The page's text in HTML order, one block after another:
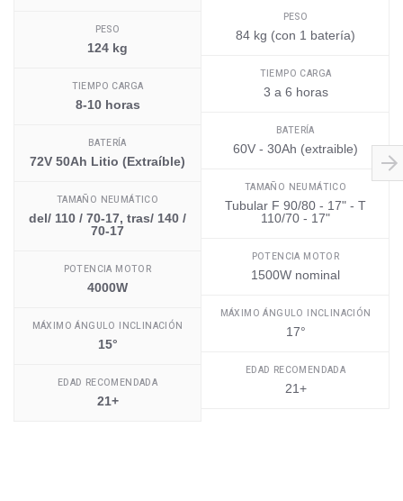
PESO
124 kg
TIEMPO CARGA
8-10 horas
BATERÍA
72V 50Ah Litio (Extraíble)
TAMAÑO NEUMÁTICO
del/ 110 / 70-17, tras/ 140 /
70-17
POTENCIA MOTOR
4000W
MÁXIMO ÁNGULO INCLINACIÓN
15°
EDAD RECOMENDADA
21+
PESO
84 kg (con 1 batería)
TIEMPO CARGA
3 a 6 horas
BATERÍA
60V - 30Ah (extraible)
TAMAÑO NEUMÁTICO
Tubular F 90/80 - 17" - T
110/70 - 17"
POTENCIA MOTOR
1500W nominal
MÁXIMO ÁNGULO INCLINACIÓN
17°
EDAD RECOMENDADA
21+